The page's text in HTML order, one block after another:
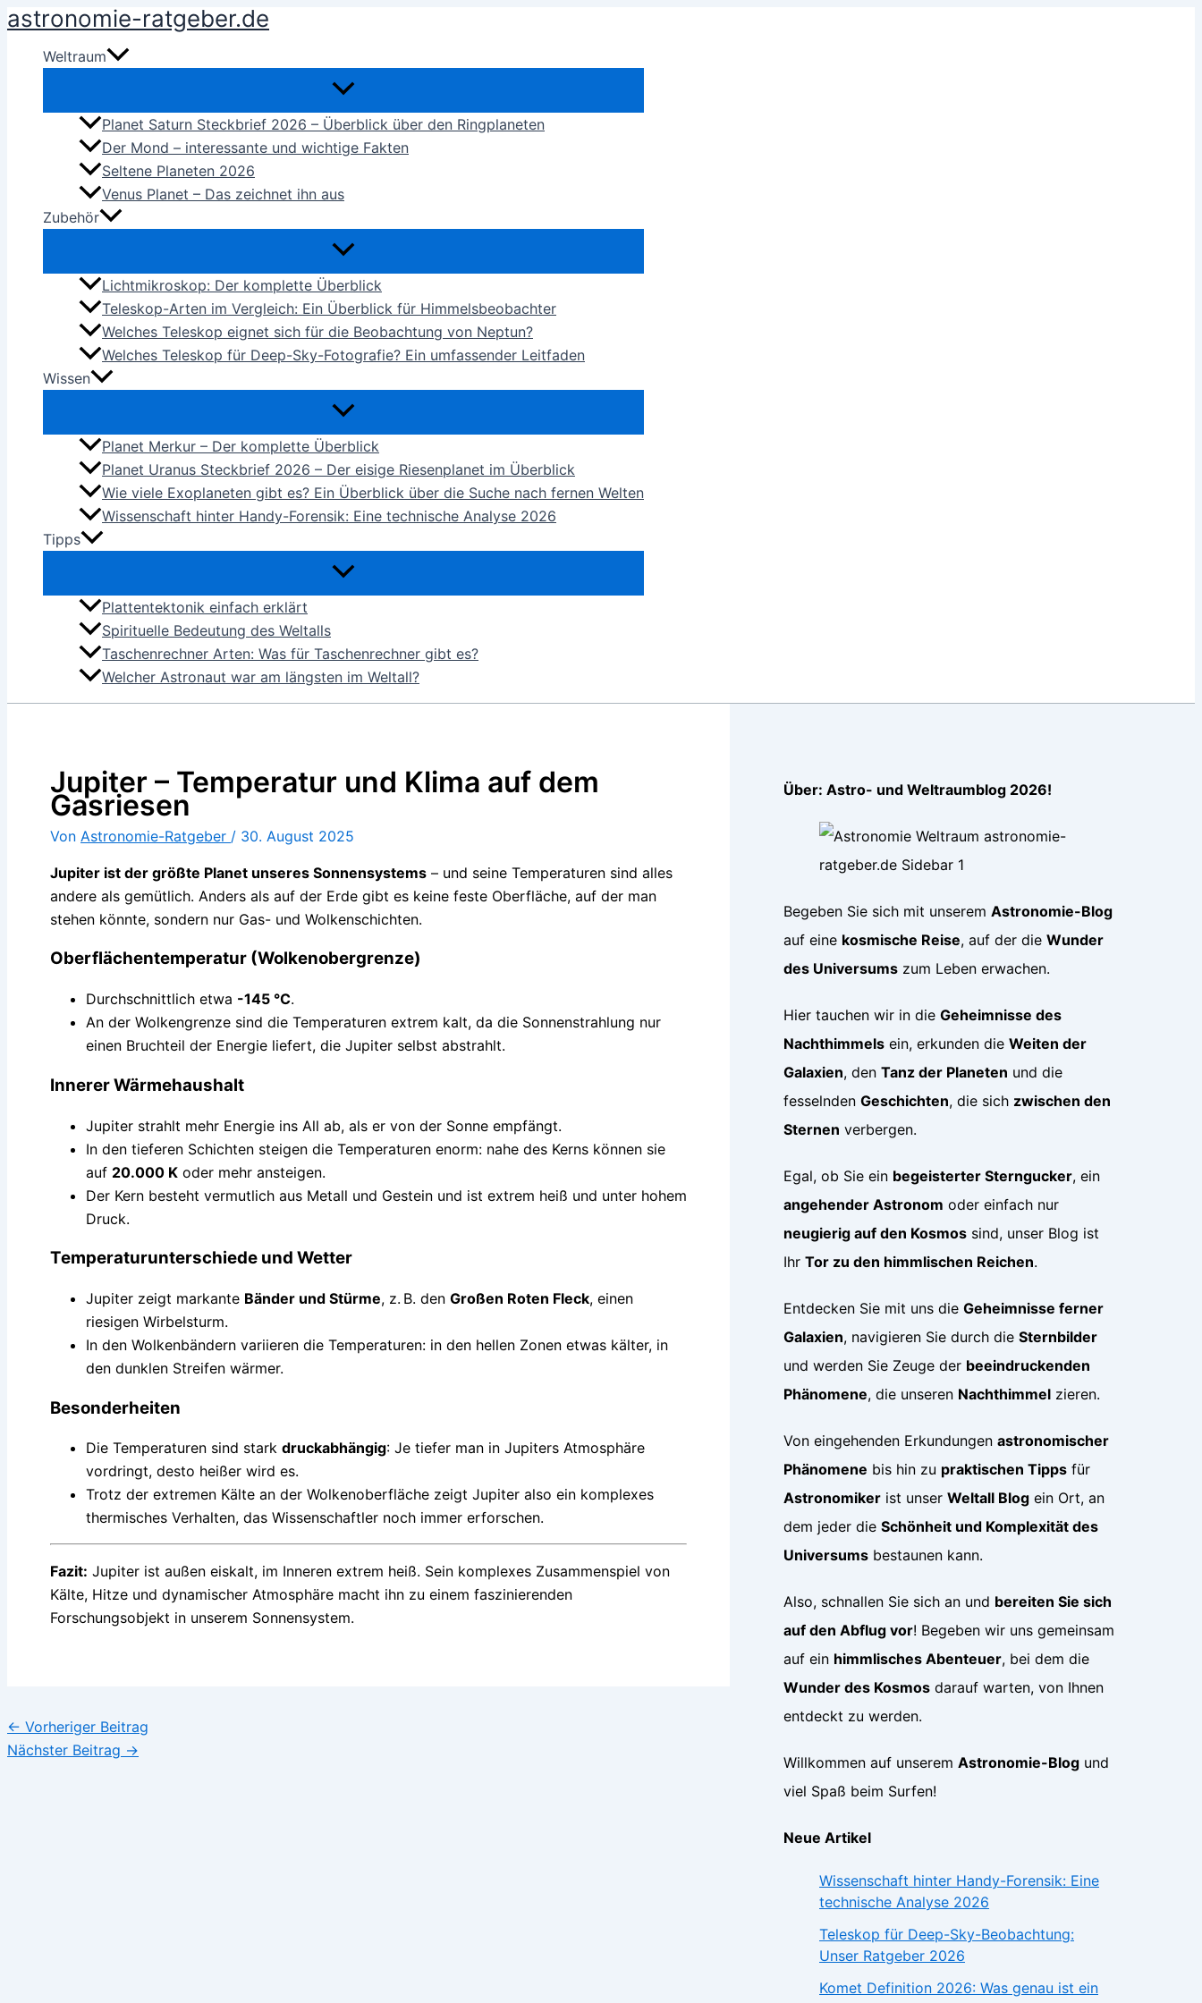
Zum
springen
astronomie-ratgeber.de
Weltraum
Planet Saturn Steckbrief 2026 – Überblick über den Ringplaneten
Der Mond – interessante und wichtige Fakten
Seltene Planeten 2026
Venus Planet – Das zeichnet ihn aus
Zubehör
Lichtmikroskop: Der komplette Überblick
Teleskop-Arten im Vergleich: Ein Überblick für Himmelsbeobachter
Welches Teleskop eignet sich für die Beobachtung von Neptun?
Welches Teleskop für Deep-Sky-Fotografie? Ein umfassender Leitfaden
Wissen
Planet Merkur – Der komplette Überblick
Planet Uranus Steckbrief 2026 – Der eisige Riesenplanet im Überblick
Wie viele Exoplaneten gibt es? Ein Überblick über die Suche nach fernen Welten
Wissenschaft hinter Handy-Forensik: Eine technische Analyse 2026
Tipps
Plattentektonik einfach erklärt
Spirituelle Bedeutung des Weltalls
Taschenrechner Arten: Was für Taschenrechner gibt es?
Welcher Astronaut war am längsten im Weltall?
Jupiter – Temperatur und Klima auf dem
Gasriesen
Von Astronomie-Ratgeber / 30. August 2025
Jupiter ist der größte Planet unseres Sonnensystems – und seine Temperaturen sind alles
andere als gemütlich. Anders als auf der Erde gibt es keine feste Oberfläche, auf der man
stehen könnte, sondern nur Gas- und Wolkenschichten.
Oberflächentemperatur (Wolkenobergrenze)
Durchschnittlich etwa -145 °C.
An der Wolkengrenze sind die Temperaturen extrem kalt, da die Sonnenstrahlung nur
einen Bruchteil der Energie liefert, die Jupiter selbst abstrahlt.
Innerer Wärmehaushalt
Jupiter strahlt mehr Energie ins All ab, als er von der Sonne empfängt.
In den tieferen Schichten steigen die Temperaturen enorm: nahe des Kerns können sie
auf 20.000 K oder mehr ansteigen.
Der Kern besteht vermutlich aus Metall und Gestein und ist extrem heiß und unter hohem
Druck.
Temperaturunterschiede und Wetter
Jupiter zeigt markante Bänder und Stürme, z. B. den Großen Roten Fleck, einen
riesigen Wirbelsturm.
In den Wolkenbändern variieren die Temperaturen: in den hellen Zonen etwas kälter, in
den dunklen Streifen wärmer.
Besonderheiten
Die Temperaturen sind stark druckabhängig: Je tiefer man in Jupiters Atmosphäre
vordringt, desto heißer wird es.
Trotz der extremen Kälte an der Wolkenoberfläche zeigt Jupiter also ein komplexes
thermisches Verhalten, das Wissenschaftler noch immer erforschen.
Fazit: Jupiter ist außen eiskalt, im Inneren extrem heiß. Sein komplexes Zusammenspiel von
Kälte, Hitze und dynamischer Atmosphäre macht ihn zu einem faszinierenden
Forschungsobjekt in unserem Sonnensystem.
← Vorheriger Beitrag
Nächster Beitrag →
Über: Astro- und Weltraumblog 2026!
Begeben Sie sich mit unserem Astronomie-Blog
auf eine kosmische Reise, auf der die Wunder
des Universums zum Leben erwachen.
Hier tauchen wir in die Geheimnisse des
Nachthimmels ein, erkunden die Weiten der
Galaxien, den Tanz der Planeten und die
fesselnden Geschichten, die sich zwischen den
Sternen verbergen.
Egal, ob Sie ein begeisterter Sterngucker, ein
angehender Astronom oder einfach nur
neugierig auf den Kosmos sind, unser Blog ist
Ihr Tor zu den himmlischen Reichen.
Entdecken Sie mit uns die Geheimnisse ferner
Galaxien, navigieren Sie durch die Sternbilder
und werden Sie Zeuge der beeindruckenden
Phänomene, die unseren Nachthimmel zieren.
Von eingehenden Erkundungen astronomischer
Phänomene bis hin zu praktischen Tipps für
Astronomiker ist unser Weltall Blog ein Ort, an
dem jeder die Schönheit und Komplexität des
Universums bestaunen kann.
Also, schnallen Sie sich an und bereiten Sie sich
auf den Abflug vor! Begeben wir uns gemeinsam
auf ein himmlisches Abenteuer, bei dem die
Wunder des Kosmos darauf warten, von Ihnen
entdeckt zu werden.
Willkommen auf unserem Astronomie-Blog und
viel Spaß beim Surfen!
Neue Artikel
Wissenschaft hinter Handy-Forensik: Eine
technische Analyse 2026
Teleskop für Deep-Sky-Beobachtung:
Unser Ratgeber 2026
Komet Definition 2026: Was genau ist ein